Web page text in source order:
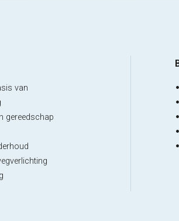
van
gereedschap